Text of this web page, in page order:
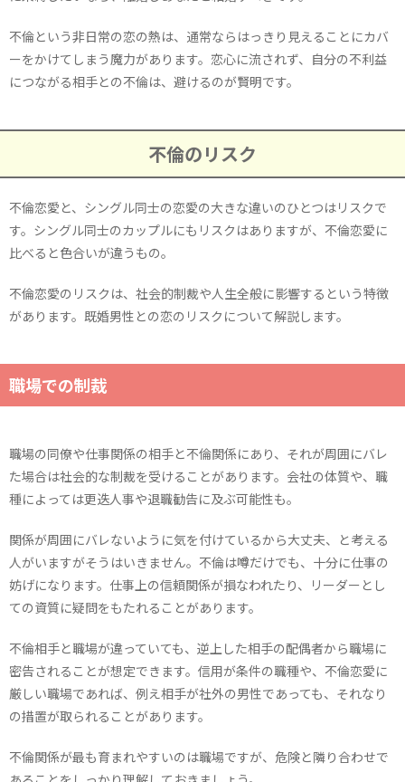
不倫という非日常の恋の熱は、通常ならはっきり見えることにカバ
ーをかけてしまう魔力があります。恋心に流されず、自分の不利益
につながる相手との不倫は、避けるのが賢明です。
不倫のリスク
不倫恋愛と、シングル同士の恋愛の大きな違いのひとつはリスクで
す。シングル同士のカップルにもリスクはありますが、不倫恋愛に
比べると色合いが違うもの。
不倫恋愛のリスクは、社会的制裁や人生全般に影響するという特徴
があります。既婚男性との恋のリスクについて解説します。
職場での制裁
職場の同僚や仕事関係の相手と不倫関係にあり、それが周囲にバレ
た場合は社会的な制裁を受けることがあります。会社の体質や、職
種によっては更迭人事や退職勧告に及ぶ可能性も。
関係が周囲にバレないように気を付けているから大丈夫、と考える
人がいますがそうはいきません。不倫は噂だけでも、十分に仕事の
妨げになります。仕事上の信頼関係が損なわれたり、リーダーとし
ての資質に疑問をもたれることがあります。
不倫相手と職場が違っていても、逆上した相手の配偶者から職場に
密告されることが想定できます。信用が条件の職種や、不倫恋愛に
厳しい職場であれば、例え相手が社外の男性であっても、それなり
の措置が取られることがあります。
不倫関係が最も育まれやすいのは職場ですが、危険と隣り合わせで